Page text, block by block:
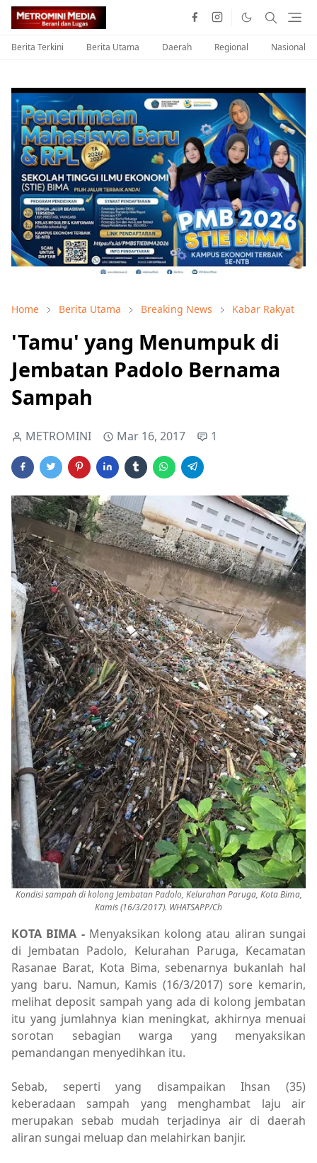
Berita Terkini Berita Utama Daerah Regional Nasional
Home Berita Utama Breaking News Kabar Rakyat
'Tamu' yang Menumpuk di
Jembatan Padolo Bernama
Sampah
METROMINI Mar 16, 2017 1
Kondisi sampah di kolong Jembatan Padolo, Kelurahan Paruga, Kota Bima,
Kamis (16/3/2017). WHATSAPP/Ch
KOTA BIMA -Menyaksikan kolong atau aliran sungai
di Jembatan Padolo, Kelurahan Paruga, Kecamatan
Rasanae Barat, Kota Bima, sebenarnya bukanlah hal
yang baru. Namun, Kamis (16/3/2017) sore kemarin,
melihat deposit sampah yang ada di kolong jembatan
itu yang jumlahnya kian meningkat, akhirnya menuai
sorotan sebagian warga yang menyaksikan
pemandangan menyedihkan itu.
Sebab, seperti yang disampaikan Ihsan (35)
keberadaan sampah yang menghambat laju air
merupakan sebab mudah terjadinya air di daerah
aliran sungai meluap dan melahirkan banjir.